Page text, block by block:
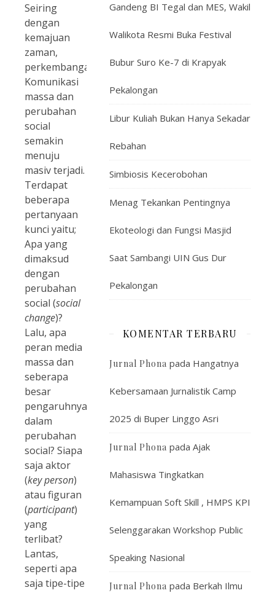
Seiring
dengan
kemajuan
zaman,
perkembangan
Komunikasi
massa dan
perubahan
social
semakin
menuju
masiv terjadi.
Terdapat
beberapa
pertanyaan
kunci yaitu;
Apa yang
dimaksud
dengan
perubahan
social (social
change)?
Lalu, apa
peran media
massa dan
seberapa
besar
pengaruhnya
dalam
perubahan
social? Siapa
saja aktor
(key person)
atau figuran
(participant)
yang
terlibat?
Lantas,
seperti apa
saja tipe-tipe
Gandeng BI Tegal dan MES, Wakil
Walikota Resmi Buka Festival
Bubur Suro Ke-7 di Krapyak
Pekalongan
Libur Kuliah Bukan Hanya Sekadar
Rebahan
Simbiosis Kecerobohan
Menag Tekankan Pentingnya
Ekoteologi dan Fungsi Masjid
Saat Sambangi UIN Gus Dur
Pekalongan
KOMENTAR TERBARU
Jurnal Phona pada Hangatnya
Kebersamaan Jurnalistik Camp
2025 di Buper Linggo Asri
Jurnal Phona pada Ajak
Mahasiswa Tingkatkan
Kemampuan Soft Skill , HMPS KPI
Selenggarakan Workshop Public
Speaking Nasional
Jurnal Phona pada Berkah Ilmu